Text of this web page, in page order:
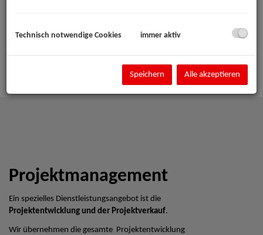
Projektmanagement
Ein spezielles Dienstleistungsangebot ist die
Projektentwicklung und der Projektverkauf.
Wir übernehmen die gesamte Projektentwicklung
Technisch notwendige Cookies immer aktiv
Speichern Alle akzeptieren